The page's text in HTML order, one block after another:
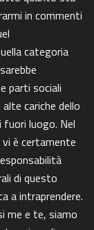
in commenti
categoria
parti sociali
cariche dello
luogo. Nel
è certamente
di questo
a intraprendere.
me e te, siamo